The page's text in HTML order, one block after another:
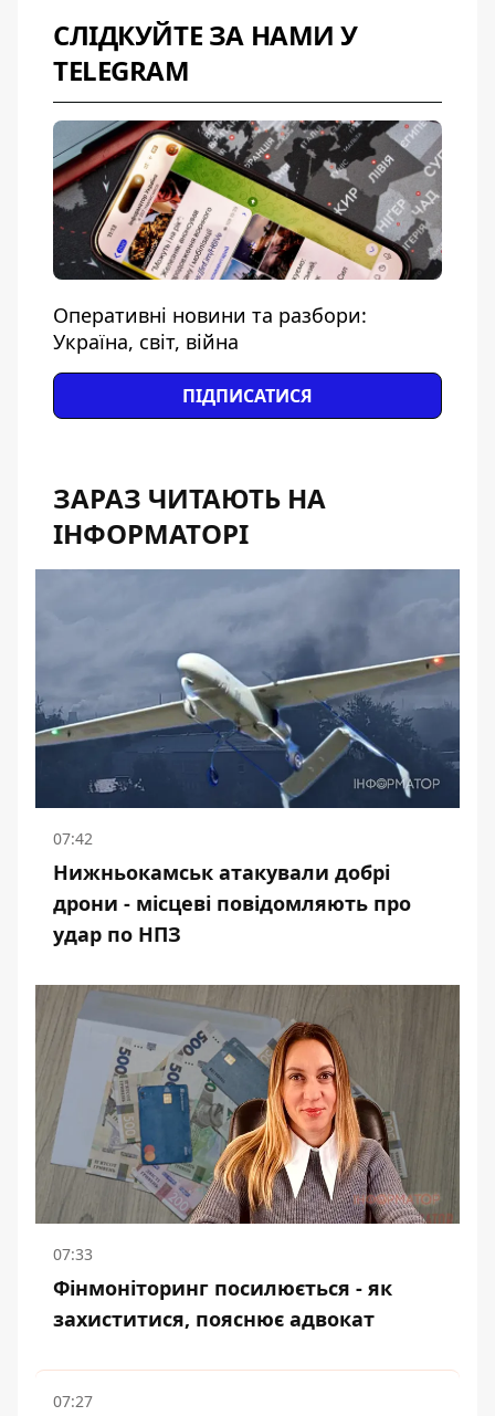
СЛІДКУЙТЕ ЗА НАМИ У
TELEGRAM
Оперативні новини та разбори:
Україна, світ, війна
ПІДПИСАТИСЯ
ЗАРАЗ ЧИТАЮТЬ НА
ІНФОРМАТОРІ
07:42
Нижньокамськ атакували добрі
дрони - місцеві повідомляють про
удар по НПЗ
07:33
Фінмоніторинг посилюється - як
захиститися, пояснює адвокат
07:27